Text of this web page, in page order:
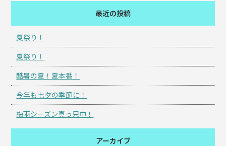
最近の投稿
夏祭り！
夏祭り！
酷暑の夏！夏本番！
今年も七夕の季節に！
梅雨シーズン真っ只中！
アーカイブ